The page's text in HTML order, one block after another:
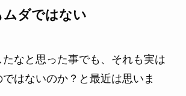
ダではない
なと思った事でも、それも実は
はないのか？と最近は思いま